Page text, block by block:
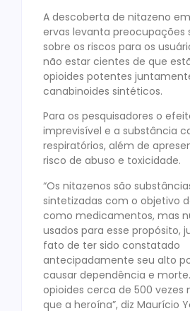
A descoberta de nitazeno
ervas levanta preocupações
sobre os riscos para os
não estar cientes de que
opioides potentes
canabinoides sintéticos.
Para os pesquisadores o
imprevisível e a substância
respiratórios, além de
risco de abuso e toxicidade.
“Os nitazenos são
sintetizadas com o objetivo
como medicamentos, mas
usados para esse propósito,
fato de ter sido constatado
antecipadamente seu alto
causar dependência e
opioides cerca de 500 vezes
que a heroína”, diz Maurício